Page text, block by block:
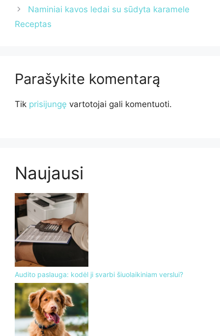
Naminiai kavos ledai su sūdyta karamele
Receptas
Parašykite komentarą
Tik prisijungę vartotojai gali komentuoti.
Naujausi
Audito paslauga: kodėl ji svarbi šiuolaikiniam verslui?